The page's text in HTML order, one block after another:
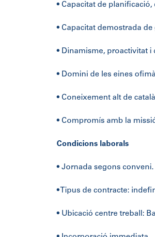
• Capacitat de
• Capacitat demostrada
• Dinamisme, proactivitat
• Domini de les eines
• Coneixement alt de
• Compromís amb la
Condicions laborals
• Jornada segons conveni.
• Tipus de contracte:
• Ubicació centre treball: